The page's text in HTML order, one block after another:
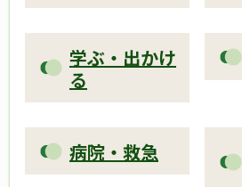
学ぶ・出かけ
る
病院・救急